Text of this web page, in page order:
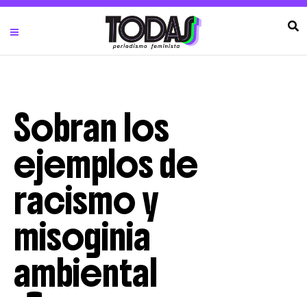
Sobran los
ejemplos de
racismo y
misoginia
ambiental